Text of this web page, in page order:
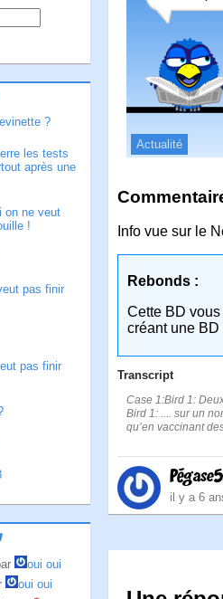
?
les tests
après une
on ne veut
!
pas finir
pas finir
oui oui
oui oui
Actualité
Info vue sur le
Rebonds :
Cette BD
créant une BD
Transcript
Case 1:Bird 1:
Bird 1: .... sur un
qu’en vaccinant
il y a 6